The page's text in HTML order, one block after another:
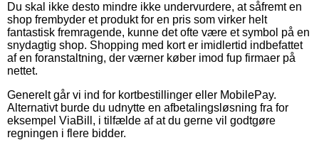
Du skal ikke desto mindre ikke undervurdere, at såfremt en
shop frembyder et produkt for en pris som virker helt
fantastisk fremragende, kunne det ofte være et symbol på en
snydagtig shop. Shopping med kort er imidlertid indbefattet
af en foranstaltning, der værner køber imod fup firmaer på
nettet.
Generelt går vi ind for kortbestillinger eller MobilePay.
Alternativt burde du udnytte en afbetalingsløsning fra for
eksempel ViaBill, i tilfælde af at du gerne vil godtgøre
regningen i flere bidder.